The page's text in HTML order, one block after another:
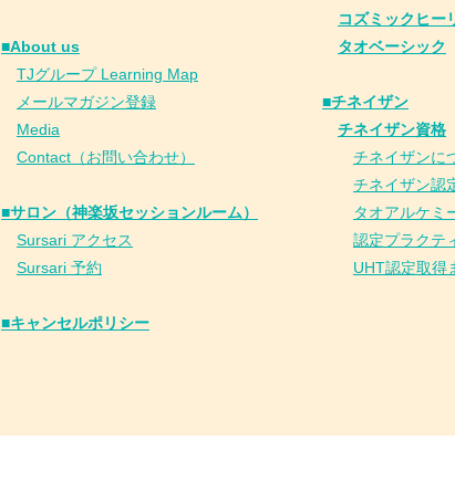
■About us
TJグループ Learning Map
メールマガジン登録
Media
Contact（お問い合わせ）
■サロン（神楽坂セッションルーム）
Sursari アクセス
Sursari 予約
​■キャンセルポリシー
コズミックヒー
タオベーシック
■チネイザン
チネイザン資格
チネイザンに
チネイザン認
タオアルケミ
認定プラクテ
UHT認定取得